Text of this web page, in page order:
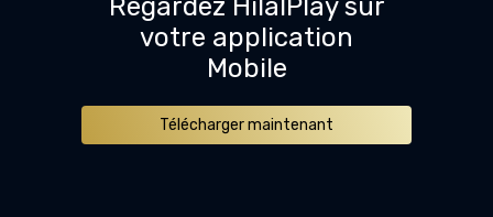
Regardez HilalPlay sur
votre application
Mobile
Télécharger maintenant